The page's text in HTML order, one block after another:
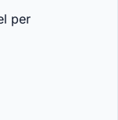
per